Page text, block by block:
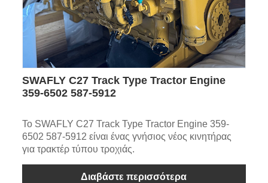
SWAFLY C27 Track Type Tractor Engine
359-6502 587-5912
Το SWAFLY C27 Track Type Tractor Engine 359-
6502 587-5912 είναι ένας γνήσιος νέος κινητήρας
για τρακτέρ τύπου τροχιάς.
Διαβάστε περισσότερα